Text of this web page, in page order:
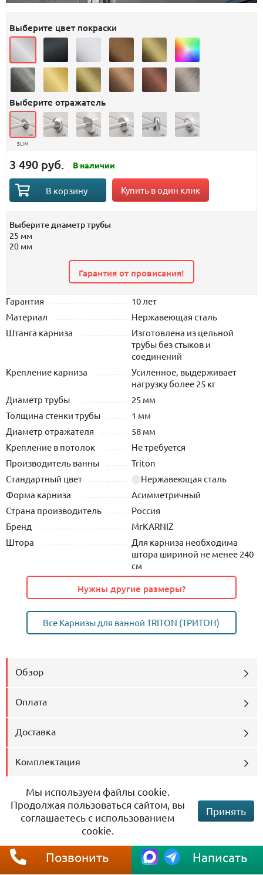
Выберите диаметр трубы
25 мм
20 мм
Гарантия от провисания!
Выберите цвет покраски
Выберите отражатель
SLIM
3 490 руб. В наличии
В корзину Купить в один клик
Гарантия
10 лет
Материал
Нержавеющая сталь
Штанга карниза
Изготовлена из цельной
трубы без стыков и
соединений
Крепление карниза
Усиленное, выдерживает
нагрузку более 25 кг
Диаметр трубы
25 мм
Толщина стенки трубы
1 мм
Диаметр отражателя
58 мм
Крепление в потолок
Не требуется
Производитель ванны
Triton
Стандартный цвет
Нержавеющая сталь
Форма карниза
Асимметричный
Страна производитель
Россия
Бренд
MrKARNIZ
Штора
Для карниза необходима
штора шириной не менее 240
см
Нужны другие размеры?
Все Карнизы для ванной TRITON (ТРИТОН)
Обзор
Оплата
Доставка
Комплектация
Шторы
Установка
СертификатПозвонить Написать
Мы используем файлы cookie.
Продолжая пользоваться сайтом, вы
соглашаетесь с использованием
cookie.
Принять